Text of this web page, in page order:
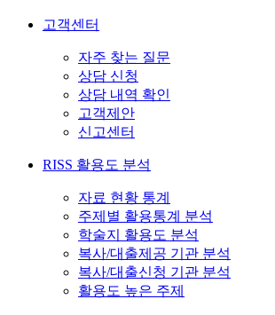
고객센터
자주 찾는 질문
상담 신청
상담 내역 확인
고객제안
신고센터
RISS 활용도 분석
자료 현황 통계
주제별 활용통계 분석
학술지 활용도 분석
복사/대출제공 기관 분석
복사/대출신청 기관 분석
활용도 높은 주제